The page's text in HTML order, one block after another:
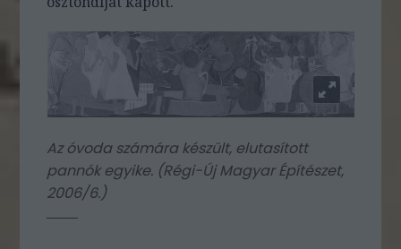
Az óvoda számára készült, elutasított
pannók egyike. (Régi-Új Magyar Építészet,
2006/6.)